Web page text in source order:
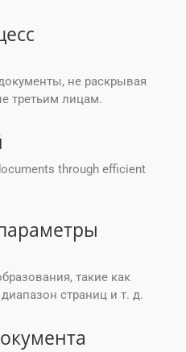
не раскрывая
третьим лицам.
through efficient
такие как
страниц и т. д.